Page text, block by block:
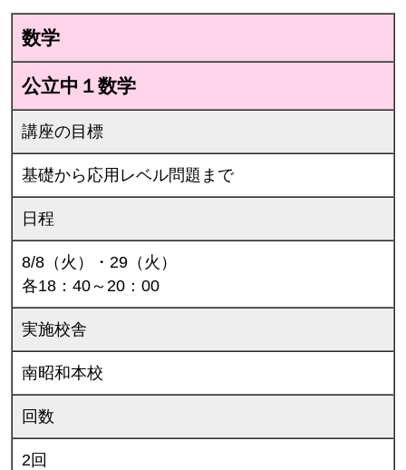
数学
公立中１数学
講座の目標
基礎から応用レベル問題まで
日程
8/8（火）・29（火）
各18：40～20：00
実施校舎
南昭和本校
回数
2回